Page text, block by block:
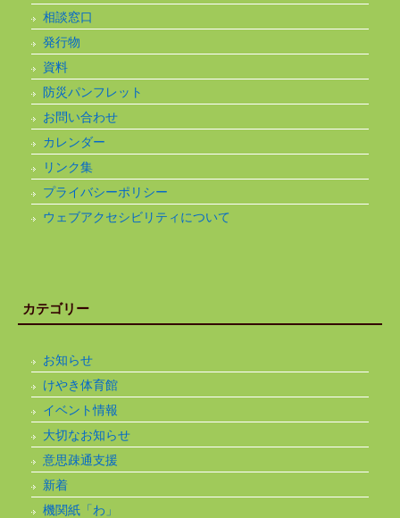
相談窓口
発行物
資料
防災パンフレット
お問い合わせ
カレンダー
リンク集
プライバシーポリシー
ウェブアクセシビリティについて
カテゴリー
お知らせ
けやき体育館
イベント情報
大切なお知らせ
意思疎通支援
新着
機関紙「わ」